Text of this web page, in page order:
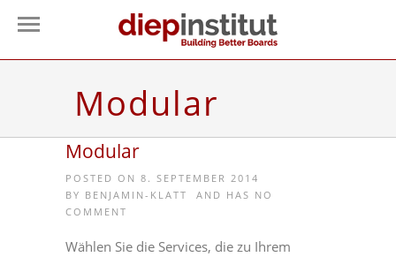
Modular
Modular
POSTED ON 8. SEPTEMBER 2014
BY BENJAMIN-KLATT AND HAS NO
COMMENT
Wählen Sie die Services, die zu Ihrem